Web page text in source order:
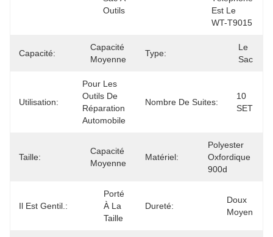
Outils
Est Le
WT-T9015
Capacité:
Capacité
Moyenne
Type:
Le
Sac
Utilisation:
Pour Les
Outils De
Réparation
Automobile
Nombre De Suites:
10
SET
Taille:
Capacité
Moyenne
Matériel:
Polyester
Oxfordique
900d
Il Est Gentil.:
Porté
À La
Taille
Dureté:
Doux
Moyen